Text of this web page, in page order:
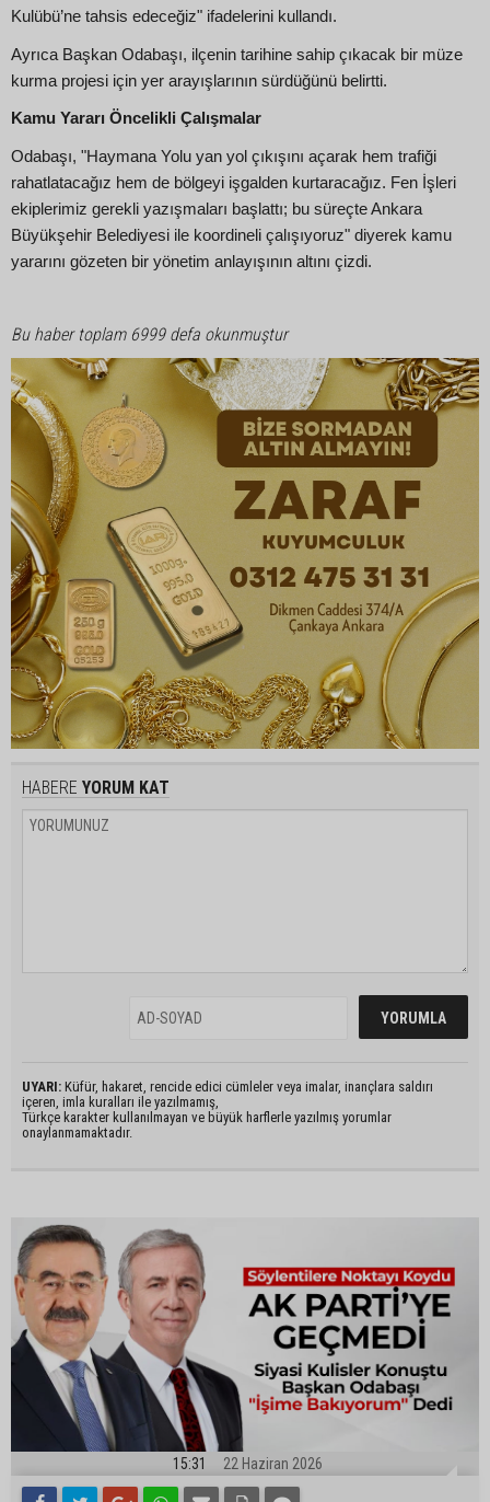
Kulübü’ne tahsis edeceğiz" ifadelerini kullandı.
Ayrıca Başkan Odabaşı, ilçenin tarihine sahip çıkacak bir müze
kurma projesi için yer arayışlarının sürdüğünü belirtti.
Kamu Yararı Öncelikli Çalışmalar
Odabaşı, "Haymana Yolu yan yol çıkışını açarak hem trafiği
rahatlatacağız hem de bölgeyi işgalden kurtaracağız. Fen İşleri
ekiplerimiz gerekli yazışmaları başlattı; bu süreçte Ankara
Büyükşehir Belediyesi ile koordineli çalışıyoruz" diyerek kamu
yararını gözeten bir yönetim anlayışının altını çizdi.
Bu haber toplam 6999 defa okunmuştur
HABERE YORUM KAT
UYARI: Küfür, hakaret, rencide edici cümleler veya imalar, inançlara saldırı
içeren, imla kuralları ile yazılmamış,
Türkçe karakter kullanılmayan ve büyük harflerle yazılmış yorumlar
onaylanmamaktadır.
15:31 22 Haziran 2026